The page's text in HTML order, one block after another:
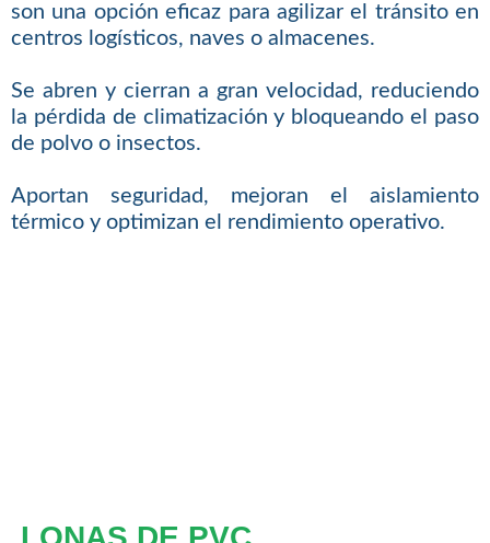
son una opción eficaz para agilizar el tránsito en
centros logísticos, naves o almacenes.
Se abren y cierran a gran velocidad, reduciendo
la pérdida de climatización y bloqueando el paso
de polvo o insectos.
Aportan seguridad, mejoran el aislamiento
térmico y optimizan el rendimiento operativo.